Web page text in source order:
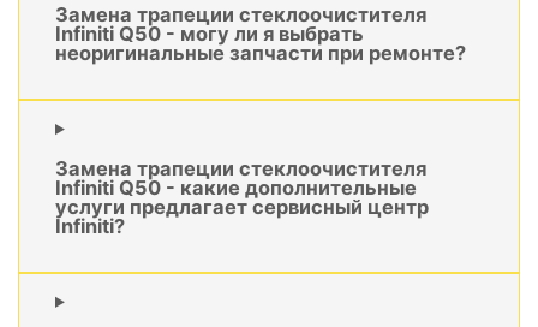
Замена трапеции стеклоочистителя
Infiniti Q50 - могу ли я выбрать
неоригинальные запчасти при ремонте?
Замена трапеции стеклоочистителя
Infiniti Q50 - какие дополнительные
услуги предлагает сервисный центр
Infiniti?